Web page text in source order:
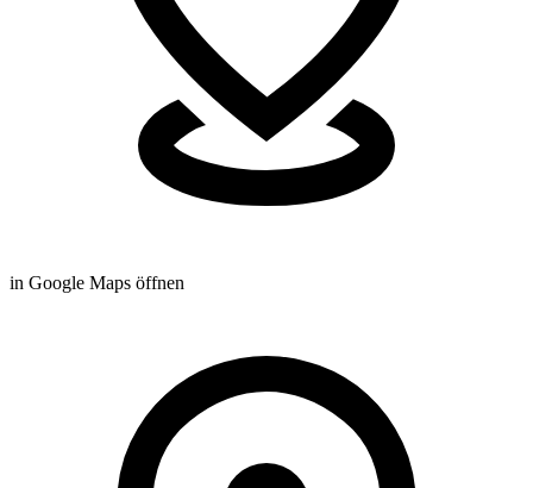
in Google Maps öffnen